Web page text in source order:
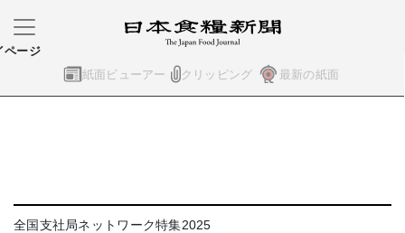
紙面ビューアー クリッピング 最新の紙面
ページ
全国支社局ネットワーク特集2025